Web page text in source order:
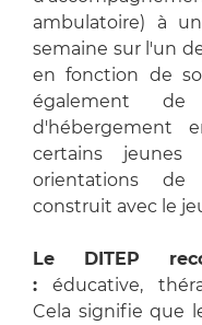
ambulatoire) à
semaine sur l'un
en fonction de
également
d'hébergement
certains
orientations de
construit avec le
Le DITEP
:éducative,
Cela signifie que